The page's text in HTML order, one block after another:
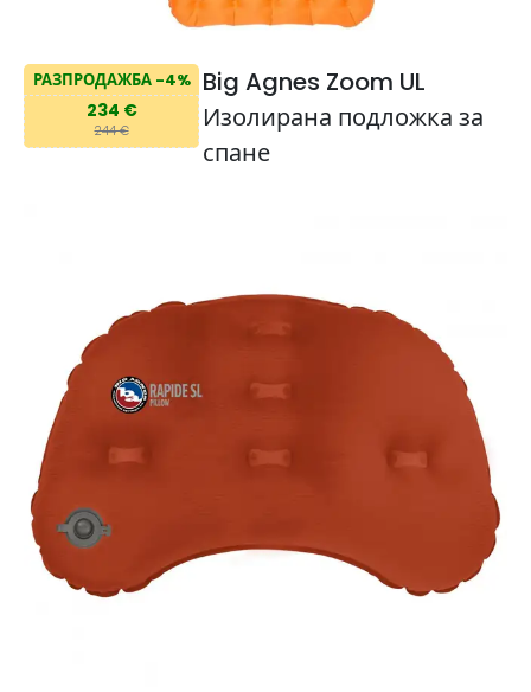
РАЗПРОДАЖБА -4%
234 €
244 €
Big Agnes Zoom UL
Изолирана подложка за
спане